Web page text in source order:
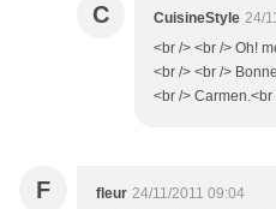
C CuisineStyle 24/
<br /> <br /> Oh!
<br /> <br />
<br /> Carmen.<br
F fleur 24/11/2011 09:04